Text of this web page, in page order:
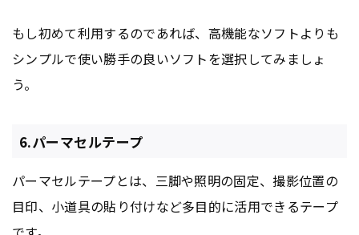
もし初めて利用するのであれば、高機能なソフトよりも
シンプルで使い勝手の良いソフトを選択してみましょ
う。
6.パーマセルテープ
パーマセルテープとは、三脚や照明の固定、撮影位置の
目印、小道具の貼り付けなど多目的に活用できるテープ